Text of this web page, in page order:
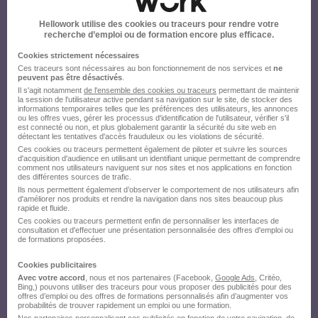
Hellowork utilise des cookies ou traceurs pour rendre votre
recherche d’emploi ou de formation encore plus efficace.
Cookies strictement nécessaires
Ces traceurs sont nécessaires au bon fonctionnement de nos services et ne
peuvent pas être désactivés
Il s'agit notamment de l'ensemble des cookies ou traceurs permettant de maintenir
la session de l'utilisateur active pendant sa navigation sur le site, de stocker des
informations temporaires telles que les préférences des utilisateurs, les annonces
ou les offres vues, gérer les processus d'identification de l'utilisateur, vérifier s'il
est connecté ou non, et plus globalement garantir la sécurité du site web en
détectant les tentatives d'accès frauduleux ou les violations de sécurité.
Ces cookies ou traceurs permettent également de piloter et suivre les sources
d'acquisition d'audience en utilisant un identifiant unique permettant de comprendre
comment nos utilisateurs naviguent sur nos sites et nos applications en fonction
des différentes sources de trafic.
Ils nous permettent également d’observer le comportement de nos utilisateurs afin
d'améliorer nos produits et rendre la navigation dans nos sites beaucoup plus
rapide et fluide.
Ces cookies ou traceurs permettent enfin de personnaliser les interfaces de
consultation et d'effectuer une présentation personnalisée des offres d'emploi ou
de formations proposées.
Cookies publicitaires
Avec votre accord , nous et nos partenaires (Facebook, Google Ads , Critéo,
Bing,) pouvons utiliser des traceurs pour vous proposer des publicités pour des
offres d’emploi ou des offres de formations personnalisés afin d’augmenter vos
probabilités de trouver rapidement un emploi ou une formation.